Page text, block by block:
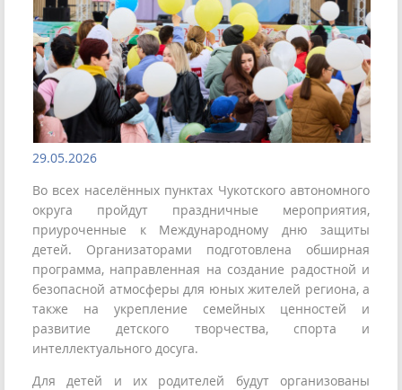
29.05.2026
Во всех населённых пунктах Чукотского автономного
округа пройдут праздничные мероприятия,
приуроченные к Международному дню защиты
детей. Организаторами подготовлена обширная
программа, направленная на создание радостной и
безопасной атмосферы для юных жителей региона, а
также на укрепление семейных ценностей и
развитие детского творчества, спорта и
интеллектуального досуга.
Для детей и их родителей будут организованы